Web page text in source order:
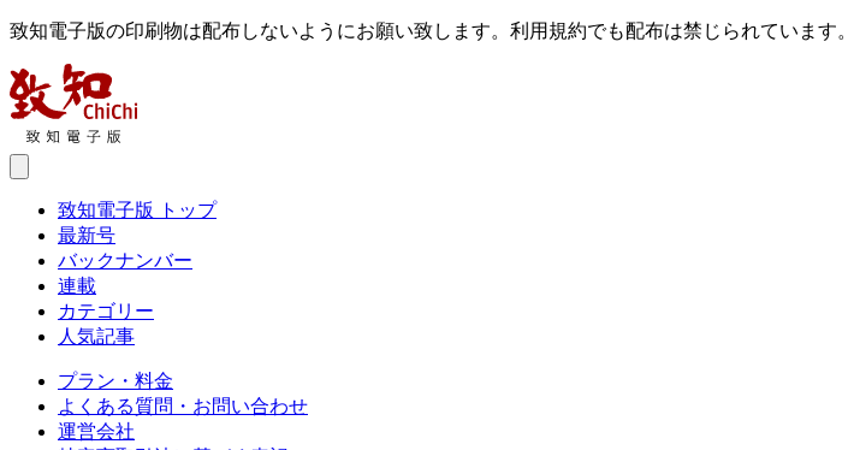
致知電子版の印刷物は配布しないようにお願い致します。利用規約でも配布は禁じられています。
致知電子版 トップ
最新号
バックナンバー
連載
カテゴリー
人気記事
プラン・料金
よくある質問・お問い合わせ
運営会社